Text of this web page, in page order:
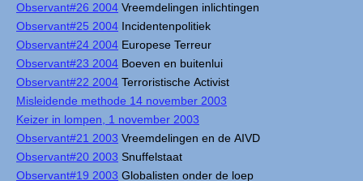
Observant#26 2004 Vreemdelingen inlichtingen
Observant#25 2004 Incidentenpolitiek
Observant#24 2004 Europese Terreur
Observant#23 2004 Boeven en buitenlui
Observant#22 2004 Terroristische Activist
Misleidende methode 14 november 2003
Keizer in lompen, 1 november 2003
Observant#21 2003 Vreemdelingen en de AIVD
Observant#20 2003 Snuffelstaat
Observant#19 2003 Globalisten onder de loep